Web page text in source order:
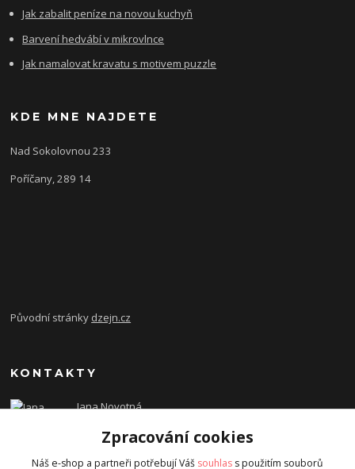
Jak zabalit peníze na novou kuchyň
Barvení hedvábí v mikrovlnce
Jak namalovat kravatu s motivem puzzle
KDE MNE NAJDETE
Nad Sokolovnou 233
Poříčany, 289 14
Původní stránky dzejn.cz
KONTAKTY
Jana Novotná
dzejn.n@email.cz
Zpracování cookies
Náš e-shop a partneři potřebují Váš souhlas s použitím souborů